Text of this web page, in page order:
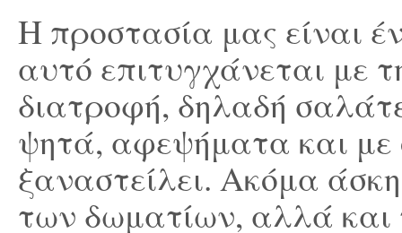
Η προστασία μας είναι
αυτό επιτυγχάνεται με
διατροφή, δηλαδή
ψητά, αφεψήματα και
ξαναστείλει. Ακόμα
των δωματίων, αλλά